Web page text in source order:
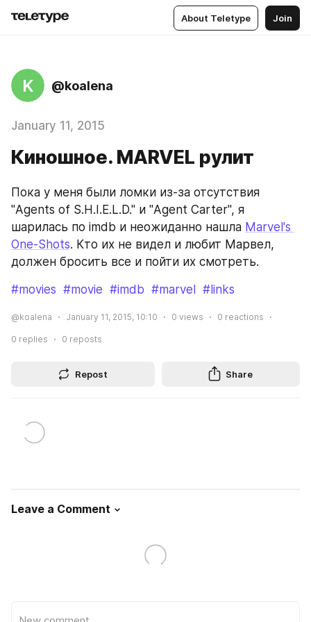
About Teletype Join
K @koalena
January 11, 2015
Киношное. MARVEL рулит
Пока у меня были ломки из-за отсутствия
"Agents of S.H.I.E.L.D." и "Agent Carter", я
шарилась по imdb и неожиданно нашла Marvel's
One-Shots. Кто их не видел и любит Марвел,
должен бросить все и пойти их смотреть.
#movies #movie #imdb #marvel #links
@koalena January 11, 2015, 10:10 0 views 0 reactions
0 replies 0 reposts
Repost Share
Leave a Comment